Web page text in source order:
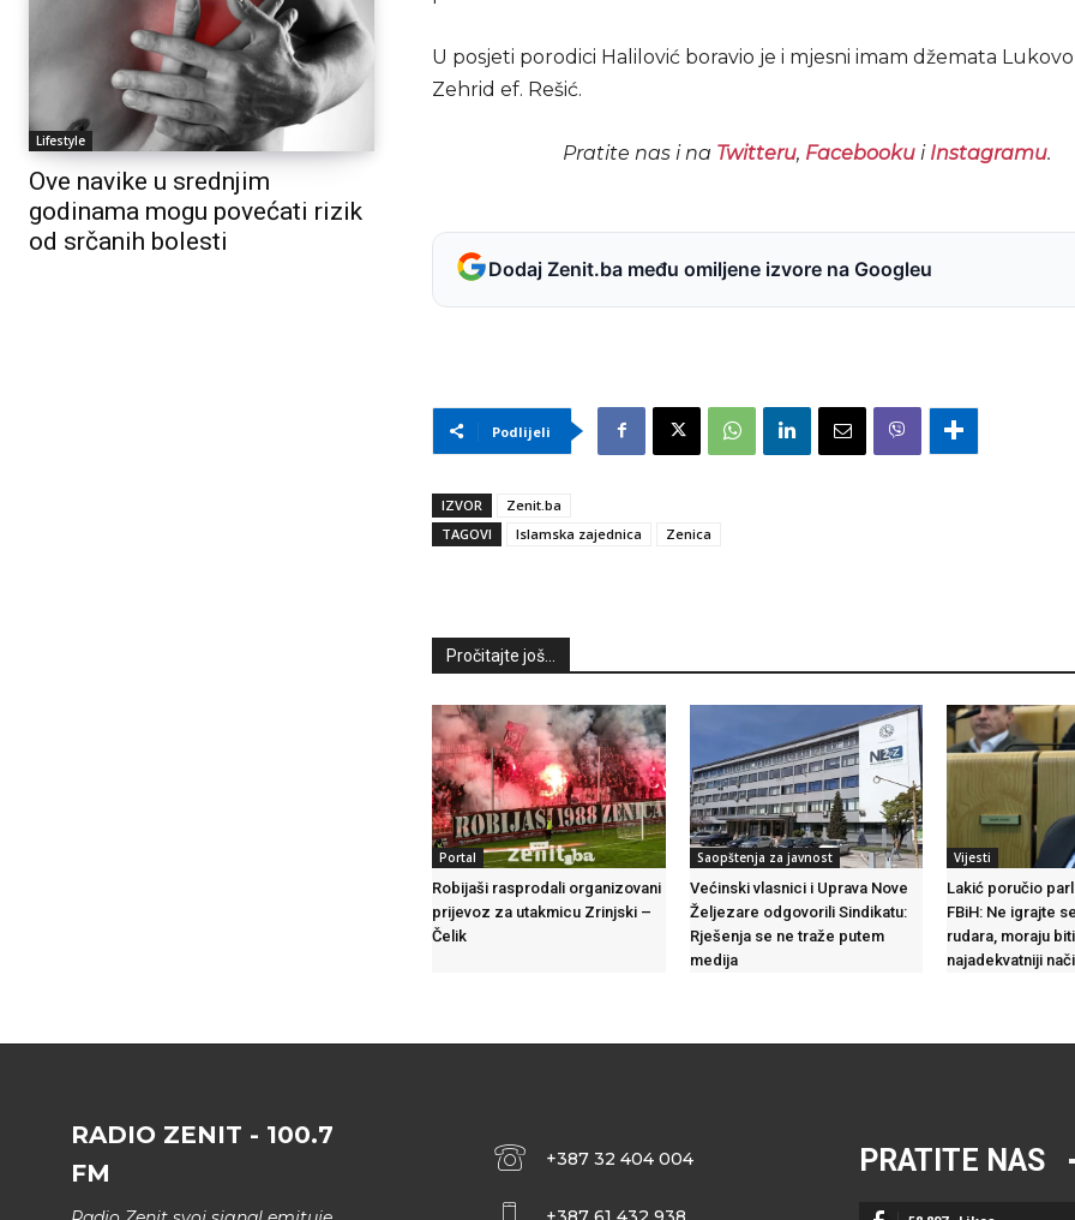
Lifestyle
Ove navike u srednjim
godinama mogu povećati rizik
od srčanih bolesti
U posjeti porodici Halilović boravio je i mjesni imam džemata
Zehrid ef. Rešić.
Pratite nas i na Twitteru, Facebookui Instagramu.
Dodaj Zenit.ba među omiljene izvore na Googleu
Podlijeli
IZVOR
Zenit.ba
TAGOVI
Islamska zajednica Zenica
Pročitajte još...
Portal
Robijaši rasprodali organizovani
prijevoz za utakmicu Zrinjski –
Čelik
Saopštenja za javnost
Većinski vlasnici i Uprava Nove
Željezare odgovorili Sindikatu:
Rješenja se ne traže putem
medija
Vijesti
Lakić poručio
FBiH: Ne igrajte
rudara, moraju
najadekvatniji
RADIO ZENIT - 100.7
FM
+387 32 404 004 PRATITE NAS